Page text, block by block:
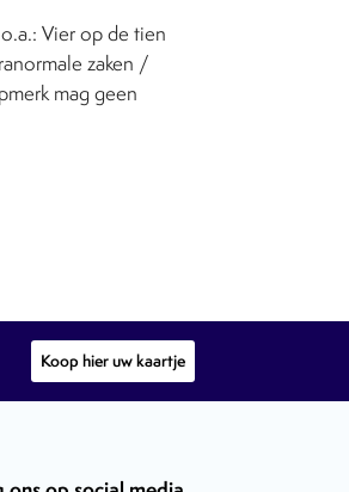
Vier op de tien
zaken /
mag geen
Koop hier uw kaartje